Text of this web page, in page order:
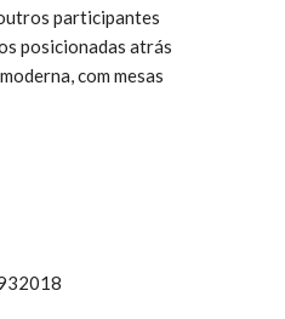
participantes
posicionadas atrás
com mesas